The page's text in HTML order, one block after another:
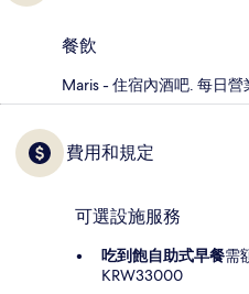
餐飲
Maris - 住宿內酒吧. 每日營
費用和規定
可選設施服務
吃到飽自助式早餐需
KRW33000